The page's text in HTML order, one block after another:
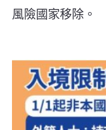
風險國家移除。